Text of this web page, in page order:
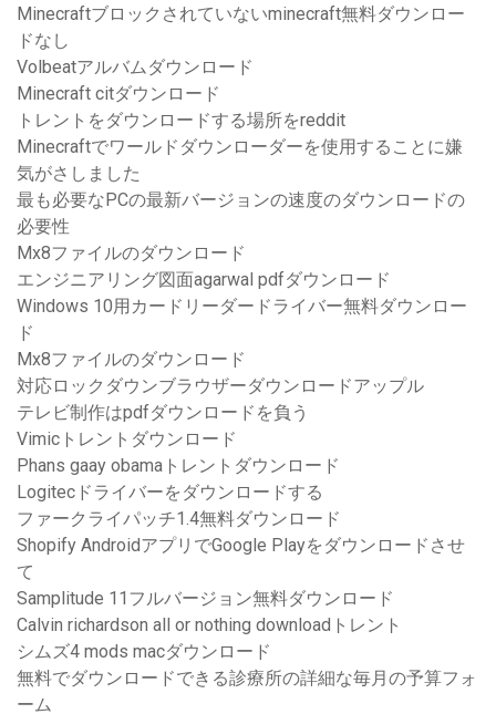
Minecraftブロックされていないminecraft無料ダウンロー
ドなし
Volbeatアルバムダウンロード
Minecraft citダウンロード
トレントをダウンロードする場所をreddit
Minecraftでワールドダウンローダーを使用することに嫌
気がさしました
最も必要なPCの最新バージョンの速度のダウンロードの
必要性
Mx8ファイルのダウンロード
エンジニアリング図面agarwal pdfダウンロード
Windows 10用カードリーダードライバー無料ダウンロー
ド
Mx8ファイルのダウンロード
対応ロックダウンブラウザーダウンロードアップル
テレビ制作はpdfダウンロードを負う
Vimicトレントダウンロード
Phans gaay obamaトレントダウンロード
Logitecドライバーをダウンロードする
ファークライパッチ1.4無料ダウンロード
Shopify AndroidアプリでGoogle Playをダウンロードさせ
て
Samplitude 11フルバージョン無料ダウンロード
Calvin richardson all or nothing downloadトレント
シムズ4 mods macダウンロード
無料でダウンロードできる診療所の詳細な毎月の予算フォ
ーム